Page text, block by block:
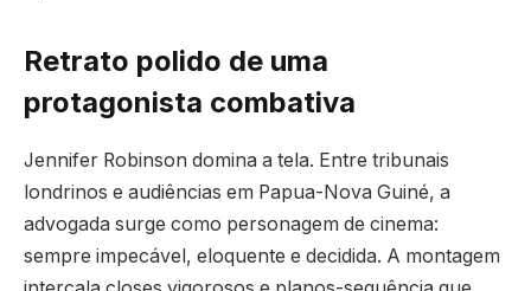
Retrato polido de uma
protagonista combativa
Jennifer Robinson domina a tela. Entre tribunais
londrinos e audiências em Papua-Nova Guiné, a
advogada surge como personagem de cinema:
sempre impecável, eloquente e decidida. A montagem